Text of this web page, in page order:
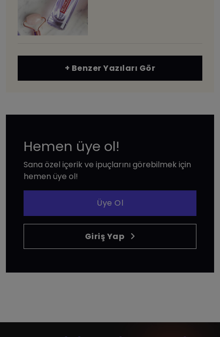
+ Benzer Yazıları Gör
Hemen üye ol!
Sana özel içerik ve ipuçlarını görebilmek için
hemen üye ol!
Üye Ol
Giriş Yap